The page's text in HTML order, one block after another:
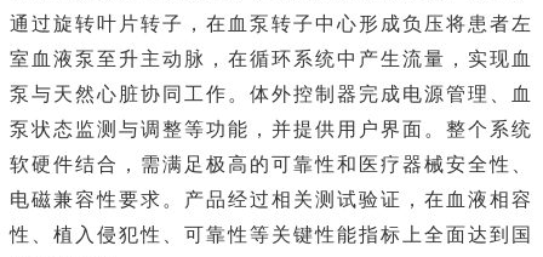
通过旋转叶片转子，在血泵转子中心形成负压将患者左
室血液泵至升主动脉，在循环系统中产生流量，实现血
泵与天然心脏协同工作。体外控制器完成电源管理、血
泵状态监测与调整等功能，并提供用户界面。整个系统
软硬件结合，需满足极高的可靠性和医疗器械安全性、
电磁兼容性要求。产品经过相关测试验证，在血液相容
性、植入侵犯性、可靠性等关键性能指标上全面达到国